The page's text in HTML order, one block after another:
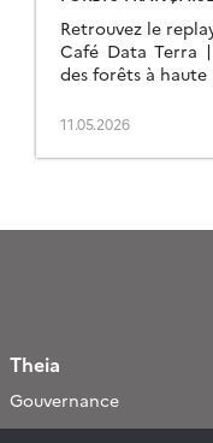
Retrouvez le
Café Data Terra
des forêts à
11.05.2026
Theia
Gouvernance
Partenaires